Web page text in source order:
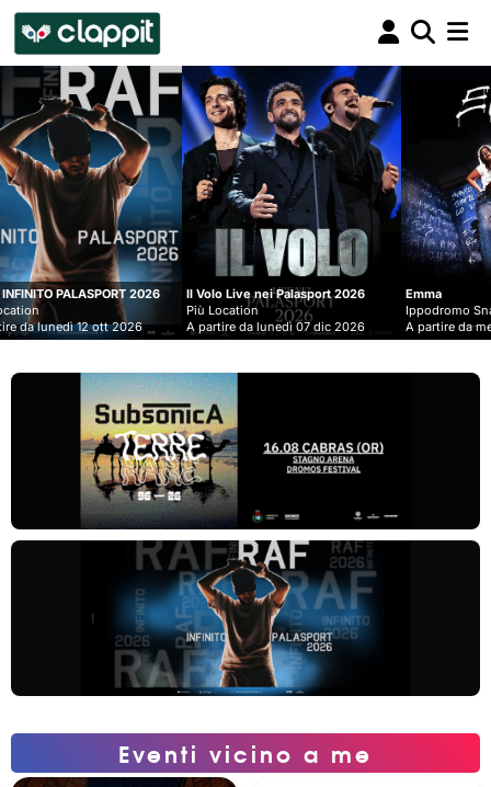
Clappit
biglietteria
2026
Il Volo Live nei Palasport 2026
Più Location
A partire da lunedì 07 dic 2026
Emma
Ippodromo Snai - San Siro
A partire da mercoledì 09 set 2026
Eventi vicino a me